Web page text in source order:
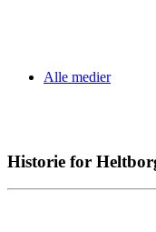
Alle medier
Historie for